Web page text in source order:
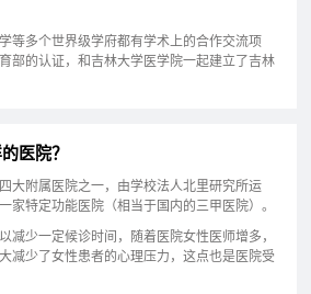
等多个世界级学府都有学术上的合作交流项
部的认证，和吉林大学医学院一起建立了吉林
医院？
大附属医院之一，由学校法人北里研究所运
家特定功能医院（相当于国内的三甲医院）。
减少一定候诊时间，随着医院女性医师增多，
减少了女性患者的心理压力，这点也是医院受